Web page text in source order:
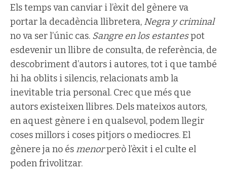
Els temps van canviar i l’èxit del gènere va
portar la decadència llibretera, Negra y criminal
no va ser l’únic cas. Sangre en los estantespot
esdevenir un llibre de consulta, de referència, de
descobriment d’autors i autores, tot i que també
hi ha oblits i silencis, relacionats amb la
inevitable tria personal. Crec que més que
autors existeixen llibres. Dels mateixos autors,
en aquest gènere i en qualsevol, podem llegir
coses millors i coses pitjors o mediocres. El
gènere ja no ésmenorperò l’èxit i el culte el
poden frivolitzar.